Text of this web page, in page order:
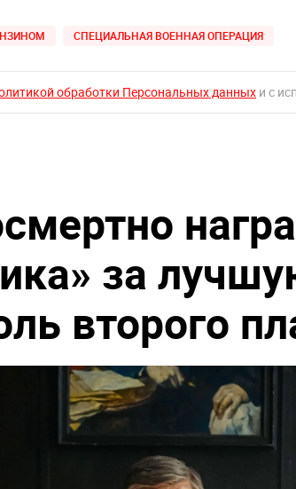
СПЕЦИАЛЬНАЯ ВОЕННАЯ ОПЕРАЦИЯ
обработки Персональных данных и с
за
второго